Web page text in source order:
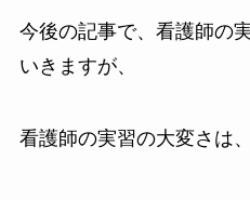
今後の記事で、看護師の
いきますが、
看護師の実習の大変さは